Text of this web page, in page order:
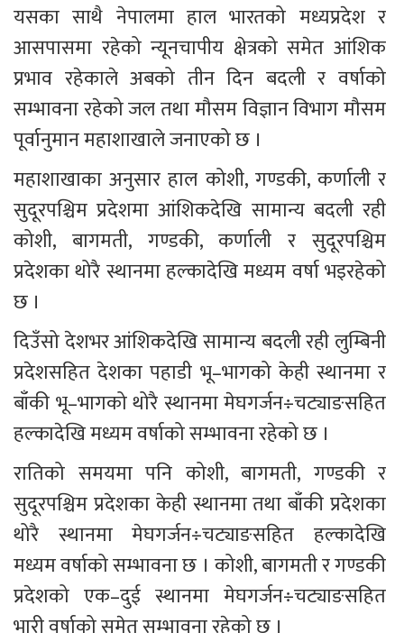
यसका साथै नेपालमा हाल भारतको मध्यप्रदेश र
आसपासमा रहेको न्यूनचापीय क्षेत्रको समेत आंशिक
प्रभाव रहेकाले अबको तीन दिन बदली र वर्षाको
सम्भावना रहेको जल तथा मौसम विज्ञान विभाग मौसम
पूर्वानुमान महाशाखाले जनाएको छ ।
महाशाखाका अनुसार हाल कोशी, गण्डकी, कर्णाली र
सुदूरपश्चिम प्रदेशमा आंशिकदेखि सामान्य बदली रही
कोशी, बागमती, गण्डकी, कर्णाली र सुदूरपश्चिम
प्रदेशका थोरै स्थानमा हल्कादेखि मध्यम वर्षा भइरहेको
छ ।
दिउँसो देशभर आंशिकदेखि सामान्य बदली रही लुम्बिनी
प्रदेशसहित देशका पहाडी भू–भागको केही स्थानमा र
बाँकी भू–भागको थोरै स्थानमा मेघगर्जन÷चट्याङसहित
हल्कादेखि मध्यम वर्षाको सम्भावना रहेको छ ।
रातिको समयमा पनि कोशी, बागमती, गण्डकी र
सुदूरपश्चिम प्रदेशका केही स्थानमा तथा बाँकी प्रदेशका
थोरै स्थानमा मेघगर्जन÷चट्याङसहित हल्कादेखि
मध्यम वर्षाको सम्भावना छ । कोशी, बागमती र गण्डकी
प्रदेशको एक–दुई स्थानमा मेघगर्जन÷चट्याङसहित